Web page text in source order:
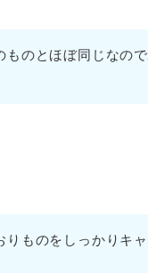
ものとほぼ同じなの
りものをしっかりキ